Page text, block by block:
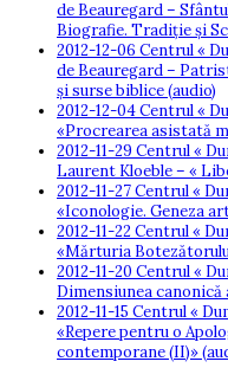
de Beauregard –
Biografie. Tradiție și
2012-12-06 Centrul «
de Beauregard –
și surse biblice (audio)
2012-12-04 Centrul «
«Procrearea asistată
2012-11-29 Centrul «
Laurent Kloeble – «
2012-11-27 Centrul «
«Iconologie. Geneza
2012-11-22 Centrul «
«Mărturia
2012-11-20 Centrul «
Dimensiunea
2012-11-15 Centrul «
«Repere pentru o
contemporane (II)»